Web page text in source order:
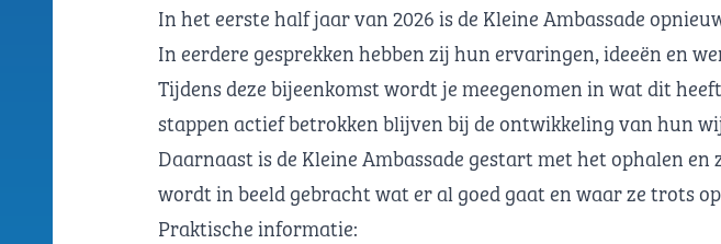
In het eerste half jaar van 2026 is de Kleine Ambassade
In eerdere gesprekken hebben zij hun ervaringen, ideeën en
Tijdens deze bijeenkomst wordt je meegenomen in wat dit
stappen actief betrokken blijven bij de ontwikkeling van hun
Daarnaast is de Kleine Ambassade gestart met het ophalen
wordt in beeld gebracht wat er al goed gaat en waar ze trots
Praktische informatie: